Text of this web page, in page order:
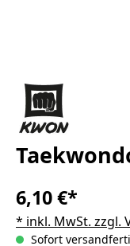
6,10 €*
* inkl. MwSt. zzgl.
Sofort